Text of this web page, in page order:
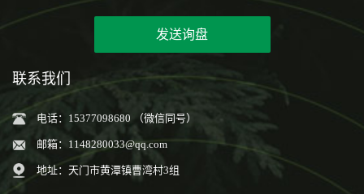
发送询盘
联系我们
电话：15377098680 （微信同号）
邮箱： 1148280033@qq.com
地址：天门市黄潭镇曹湾村3组